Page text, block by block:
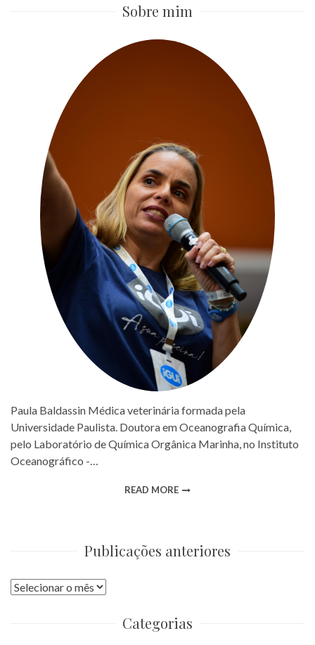
Sobre mim
Paula Baldassin Médica veterinária formada pela
Universidade Paulista. Doutora em Oceanografia Química,
pelo Laboratório de Química Orgânica Marinha, no Instituto
Oceanográfico -…
READ MORE
Publicações anteriores
Publicações
Categorias